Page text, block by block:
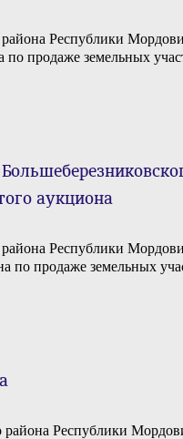
Республики
по продаже земельных
аукциона
Республики
по продаже земельных
Республики